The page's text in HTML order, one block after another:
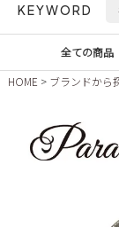
KEYWORD
レディース
全ての商品
HOME
ブランドから